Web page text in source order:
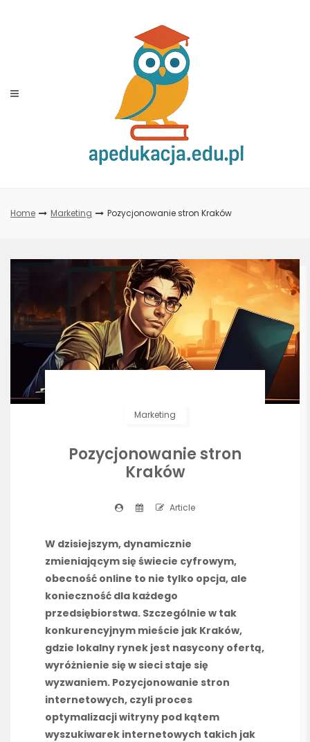
Home Marketing Pozycjonowanie stron Kraków
Marketing
Pozycjonowanie stron
Kraków
Article
W dzisiejszym, dynamicznie
zmieniającym się świecie cyfrowym,
obecność online to nie tylko opcja, ale
konieczność dla każdego
przedsiębiorstwa. Szczególnie w tak
konkurencyjnym mieście jak Kraków,
gdzie lokalny rynek jest nasycony ofertą,
wyróżnienie się w sieci staje się
wyzwaniem. Pozycjonowanie stron
internetowych, czyli proces
optymalizacji witryny pod kątem
wyszukiwarek internetowych takich jak